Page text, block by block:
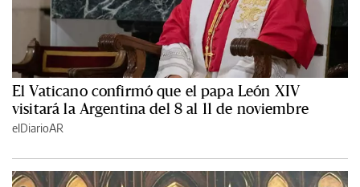
El Vaticano confirmó que el papa León XIV
visitará la Argentina del 8 al 11 de noviembre
elDiarioAR